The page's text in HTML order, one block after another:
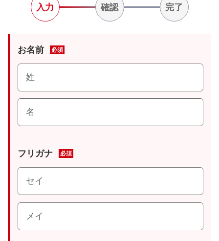
入力 確認 完了
お名前 必須
フリガナ 必須